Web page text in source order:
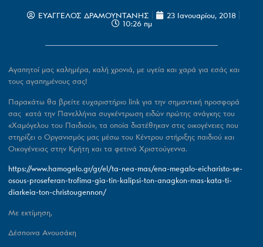
ΕΥΑΓΓΕΛΟΣ ΔΡΑΜΟΥΝΤΑΝΗΣ
23 Ιανουαρίου, 2018
10:26 πμ
Αγαπητοί μας καλημέρα, καλή χρονιά, με υγεία και χαρά για εσάς και
τους αγαπημένους σας!
Παρακάτω θα βρείτε ευχαριστήριο link για την σημαντική προσφορά
σας κατά την Πανελλήνια συγκέντρωση ειδών πρώτης ανάγκης του
«Χαμόγελου του Παιδιού», τα οποία διατέθηκαν στις οικογένειες που
στηρίζει ο Οργανισμός μας μέσω του Κέντρου στήριξης παιδιού και
Οικογένειας στην Κρήτη και τα φετινά Χριστούγεννα.
https://www.hamogelo.gr/gr/el/ta-nea-mas/ena-megalo-eicharisto-se-
osous-proseferan-trofima-gia-tin-kalipsi-ton-anagkon-mas-kata-ti-
diarkeia-ton-christougennon/
Με εκτίμηση,
Δέσποινα Ανουσάκη